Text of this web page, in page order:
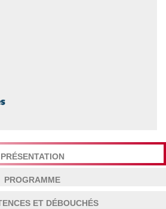
PRÉSENTATION
PROGRAMME
ET DÉBOUCHÉS